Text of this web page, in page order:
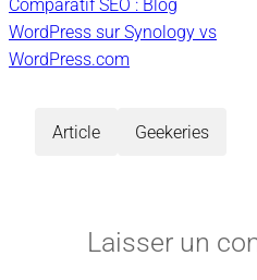
Comparatif SEO : Blog
WordPress sur Synology vs
WordPress.com
Article Geekeries
Laisser un